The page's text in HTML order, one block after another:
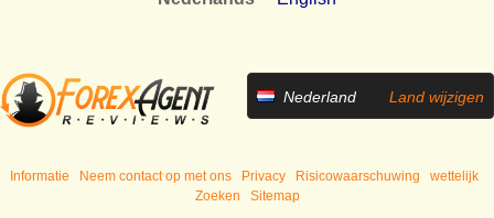
Nederland Land wijzigen
Informatie Neem contact op met ons Privacy Risicowaarschuwing
wettelijk
Zoeken
Sitemap